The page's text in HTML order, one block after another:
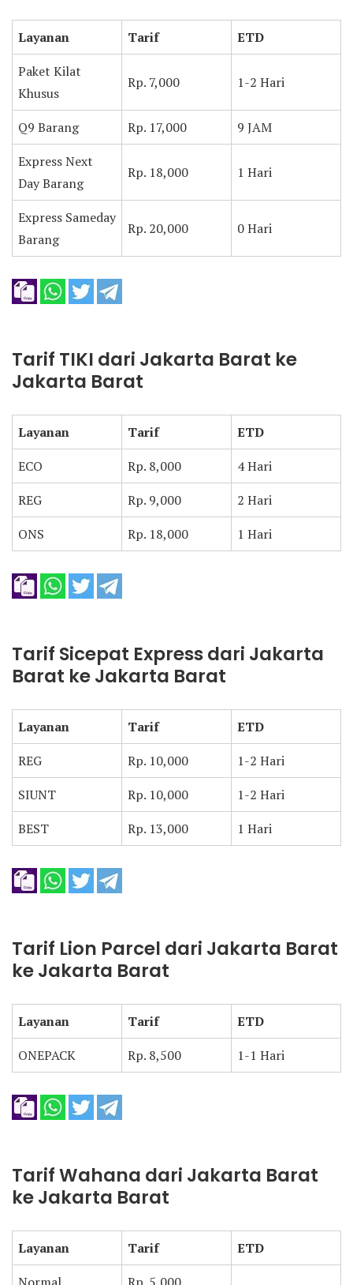
Layanan Tarif
ETD
Paket Kilat
Khusus
Rp. 7,000 1-2 Hari
Q9 Barang Rp. 17,000
9 JAM
Express Next
Day Barang
Rp. 18,000 1 Hari
Express Sameday
Barang
Rp. 20,000 0 Hari
Tarif TIKI dari Jakarta Barat ke
Jakarta Barat
Layanan Tarif
ETD
ECO
Rp. 8,000
4 Hari
REG
Rp. 9,000
2 Hari
ONS
Rp. 18,000 1 Hari
Tarif Sicepat Express dari Jakarta
Barat ke Jakarta Barat
Layanan Tarif
ETD
REG
Rp. 10,000
1-2 Hari
SIUNT
Rp. 10,000
1-2 Hari
BEST
Rp. 13,000 1 Hari
Tarif Lion Parcel dari Jakarta Barat
ke Jakarta Barat
Layanan Tarif
ETD
ONEPACK
Rp. 8,500 1-1 Hari
Tarif Wahana dari Jakarta Barat
ke Jakarta Barat
Layanan Tarif
ETD